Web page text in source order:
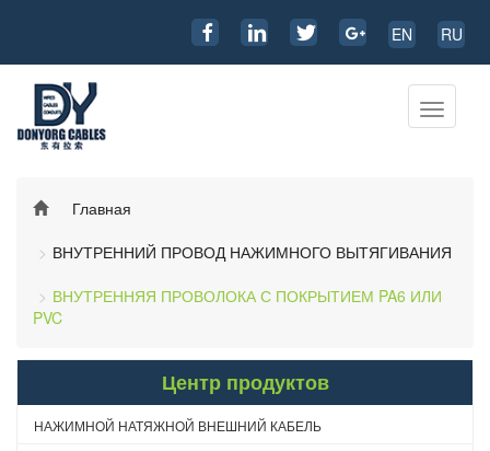
EN RU
Главная
ВНУТРЕННИЙ ПРОВОД НАЖИМНОГО ВЫТЯГИВАНИЯ
ВНУТРЕННЯЯ ПРОВОЛОКА С ПОКРЫТИЕМ PA6 ИЛИ
PVC
Центр продуктов
НАЖИМНОЙ НАТЯЖНОЙ ВНЕШНИЙ КАБЕЛЬ